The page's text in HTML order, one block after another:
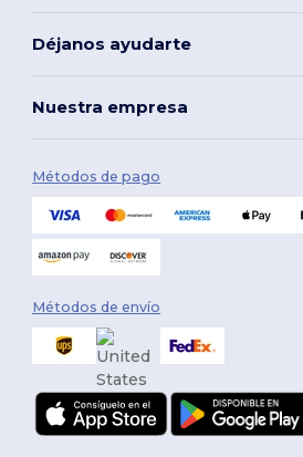
Déjanos ayudarte
Nuestra empresa
Métodos de pago
Métodos de envío